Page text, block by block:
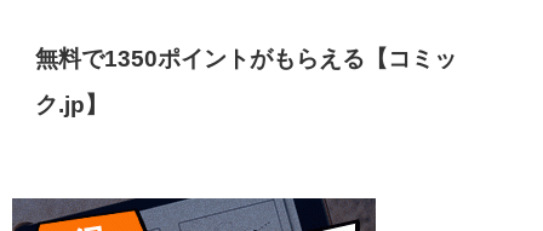
無料で1350ポイントがもらえる【コミッ
ク.jp】